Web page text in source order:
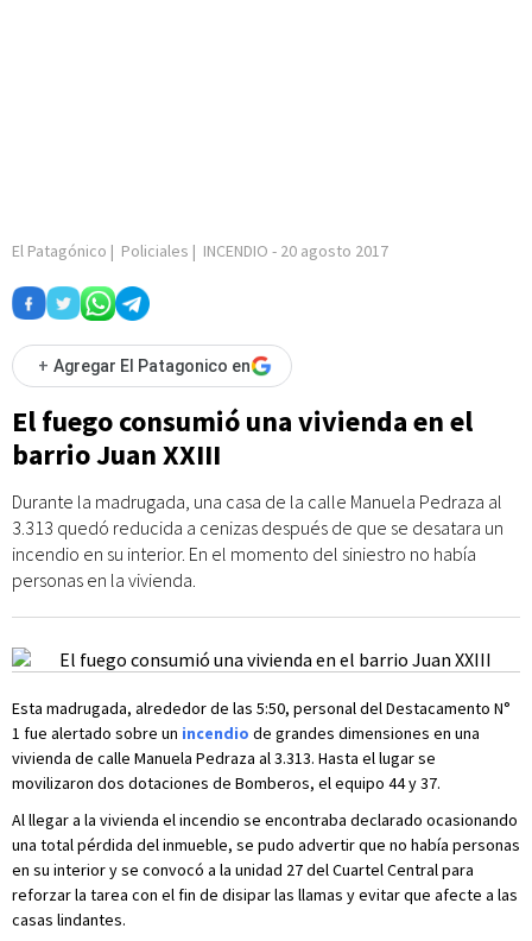
El Patagónico | Policiales | INCENDIO - 20 agosto 2017
+ Agregar El Patagonico en
El fuego consumió una vivienda en el
barrio Juan XXIII
Durante la madrugada, una casa de la calle Manuela Pedraza al
3.313 quedó reducida a cenizas después de que se desatara un
incendio en su interior. En el momento del siniestro no había
personas en la vivienda.
Esta madrugada, alrededor de las 5:50, personal del Destacamento N°
1 fue alertado sobre un incendio de grandes dimensiones en una
vivienda de calle Manuela Pedraza al 3.313. Hasta el lugar se
movilizaron dos dotaciones de Bomberos, el equipo 44 y 37.
Al llegar a la vivienda el incendio se encontraba declarado ocasionando
una total pérdida del inmueble, se pudo advertir que no había personas
en su interior y se convocó a la unidad 27 del Cuartel Central para
reforzar la tarea con el fin de disipar las llamas y evitar que afecte a las
casas lindantes.